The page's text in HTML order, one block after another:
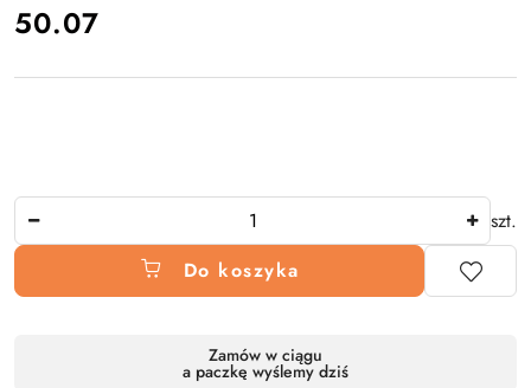
cena:
50.07
szt.
Do koszyka
Zamów w ciągu
a paczkę wyślemy dziś